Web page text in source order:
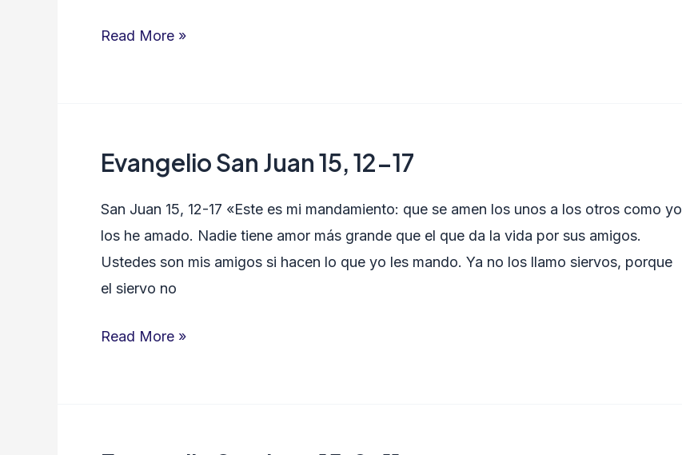
Read More »
Evangelio San Juan 15, 12-17
San Juan 15, 12-17 «Este es mi mandamiento: que se amen los unos a los otros como yo
los he amado. Nadie tiene amor más grande que el que da la vida por sus amigos.
Ustedes son mis amigos si hacen lo que yo les mando. Ya no los llamo siervos, porque
el siervo no
Evangelio
Juan
15,
12-
17
Read More »